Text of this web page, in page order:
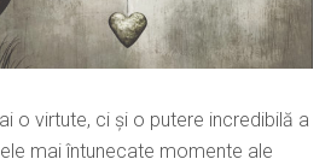
o virtute, ci și o putere incredibilă a
mai întunecate momente ale